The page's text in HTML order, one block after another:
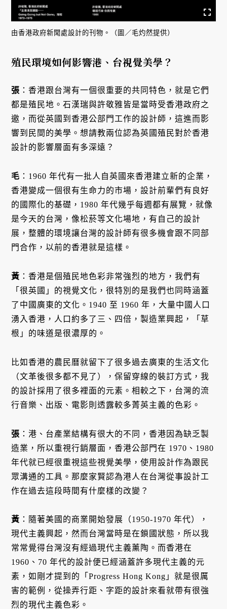
由香港政府新聞處設計的刊物。（圖／毛灼然提供）
殖民環境如何影響港、台視覺美學？
張 ：香港跟台灣有一個很重要的共同特色，就是它們
都是殖民地。石漢瑞與許敬雅皆是當時受香港政府之
邀，而從英國到香港公部門工作的設計師，這進而影
響到民間的美學。想請教兩位認為英國殖民對於香港
設計的影響層面有多深遠？
毛 ：1960 年代有一批人自英國來香港建立新的企業，
香港變成一個很有生命力的市場，設計前輩們有良好
的國際化的基礎，1980 年代幾乎每週都有展覽，就像
是今天的台灣，像松菸等文化場地，有自己的設計
展，整體的環境讓台灣的設計師有很多機會跟不同部
門合作，以前的香港就是這樣。
黃 ：香港是個殖民地色彩非常強烈的地方，我們有
「很英國」的視覺文化，很特別的是我們也同時涵蓋
了中國廣東的文化。1940 至 1960 年，大量中國人口
湧入香港，人口約多了三、四倍，製造業興起，「草
根」的味道是很濃厚的。
比如香港的農民曆就留下了很多過去廣東的生活文化
（文革後很多都不見了），保留穿線的裝訂方式，我
的設計採用了很多裡面的元素。相較之下，台灣的流
行音樂、出版、電影則透露較多菁英主義的色彩。
張 ：港、台產業結構有很大的不同，香港因為缺乏製
造業，所以重視行銷層面，香港公部門在 1970、1980
年代就已經很重視這些視覺美學，使用設計作為跟民
眾溝通的工具。那麼家賢認為港人在台灣從事設計工
作在過去這段時間有什麼樣的改變？
黃 ：隨著美國的商業開始發展（1950-1970 年代），
現代主義興起，然而台灣當時是在鎖國狀態，所以我
常常覺得台灣沒有經過現代主義薰陶。而香港在
1960、70 年代的設計便已經涵蓋許多現代主義的元
素，如剛才提到的「Progress Hong Kong」就是很厲
害的範例，從操弄行距、字距的設計來看就帶有很強
烈的現代主義色彩。